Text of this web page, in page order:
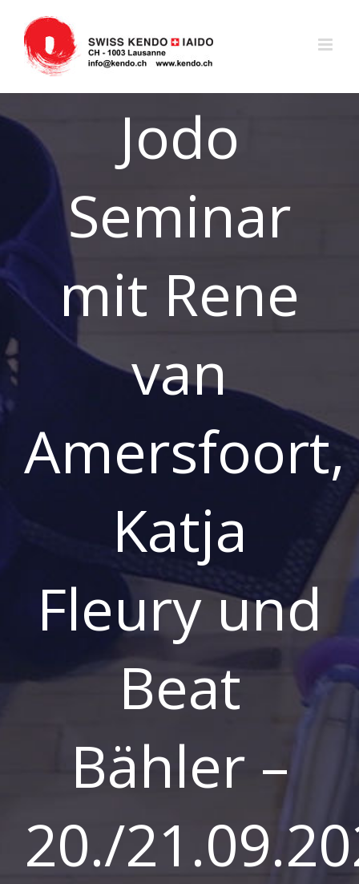
Inhalt
springen
Jodo
Seminar
mit Rene
van
Amersfoort,
Katja
Fleury und
Beat
Bähler –
20./